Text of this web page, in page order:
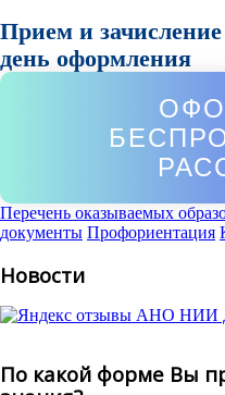
Прием и
день оформления
Перечень оказываемых
документы Профориентация
Новости
По какой форме Вы